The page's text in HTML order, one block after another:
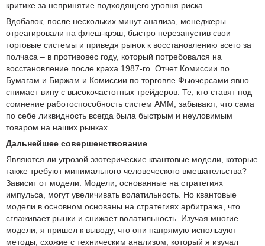
критике за непринятие подходящего уровня риска.
Вдобавок, после нескольких минут анализа, менеджеры
отреагировали на флеш-крэш, быстро перезапустив свои
торговые системы и приведя рынок к восстановлению всего за
полчаса – в противовес году, который потребовался на
восстановление после краха 1987-го. Отчет Комиссии по
Бумагам и Биржам и Комиссии по торговле Фьючерсами явно
снимает вину с высокочастотных трейдеров. Те, кто ставят под
сомнение работоспособность систем АММ, забывают, что сама
по себе ликвидность всегда была быстрым и неуловимым
товаром на наших рынках.
Дальнейшее совершенствование
Являются ли угрозой эзотерические квантовые модели, которые
также требуют минимального человеческого вмешательства?
Зависит от модели. Модели, основанные на стратегиях
импульса, могут увеличивать волатильность. Но квантовые
модели в основном основаны на стратегиях арбитража, что
сглаживает рынки и снижает волатильность. Изучая многие
модели, я пришел к выводу, что они напрямую используют
методы, схожие с техническим анализом, который я изучал